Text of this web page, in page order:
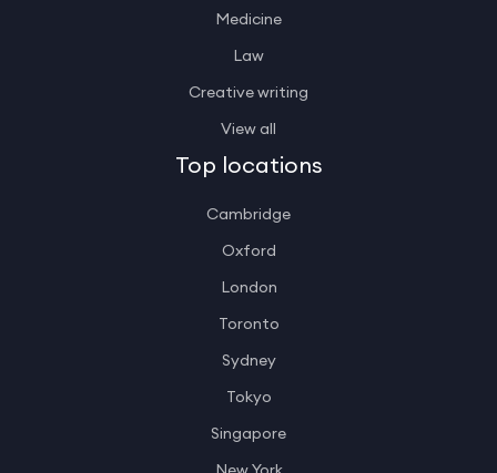
Medicine
Law
Creative writing
View all
Top locations
Cambridge
Oxford
London
Toronto
Sydney
Tokyo
Singapore